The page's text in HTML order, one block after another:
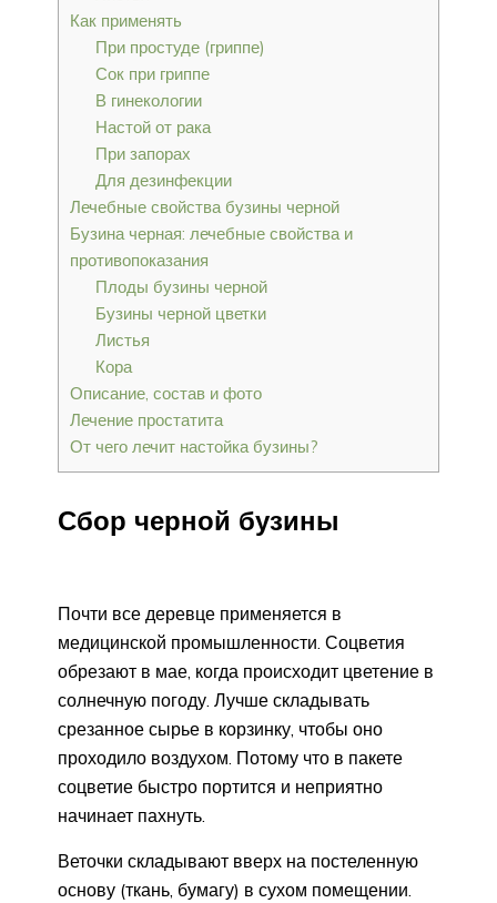
Как применять
При простуде (гриппе)
Сок при гриппе
В гинекологии
Настой от рака
При запорах
Для дезинфекции
Лечебные свойства бузины черной
Бузина черная: лечебные свойства и
противопоказания
Плоды бузины черной
Бузины черной цветки
Листья
Кора
Описание, состав и фото
Лечение простатита
От чего лечит настойка бузины?
Сбор черной бузины
Почти все деревце применяется в
медицинской промышленности. Соцветия
обрезают в мае, когда происходит цветение в
солнечную погоду. Лучше складывать
срезанное сырье в корзинку, чтобы оно
проходило воздухом. Потому что в пакете
соцветие быстро портится и неприятно
начинает пахнуть.
Веточки складывают вверх на постеленную
основу (ткань, бумагу) в сухом помещении.